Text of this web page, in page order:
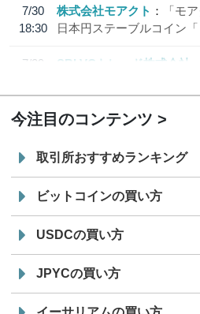
7/30
18:30
株式会社モアクト
「モ
日本円ステーブルコイン
7/29
SBI VCトレード株式会社
今注目のコンテンツ
取引所おすすめランキング
ビットコインの買い方
USDCの買い方
JPYCの買い方